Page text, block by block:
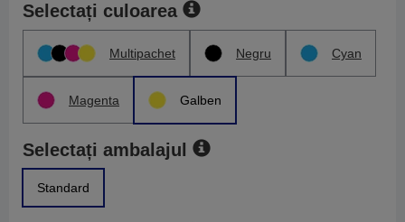
Selectați culoarea
Multipachet Negru Cyan
Magenta Galben
Selectați ambalajul
Standard